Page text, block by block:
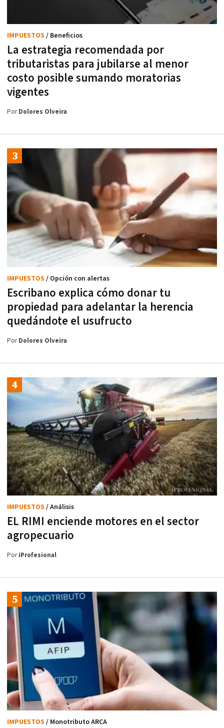
La estrategia recomendada por
tributaristas para jubilarse al menor
costo posible sumando moratorias
vigentes
IMPUESTOS / Beneficios
PorDolores Olveira
Escribano explica cómo donar tu
propiedad para adelantar la herencia
quedándote el usufructo
IMPUESTOS / Opción con alertas
PorDolores Olveira
EL RIMI enciende motores en el sector
agropecuario
IMPUESTOS / Análisis
PoriProfesional
IMPUESTOS / Monotributo ARCA